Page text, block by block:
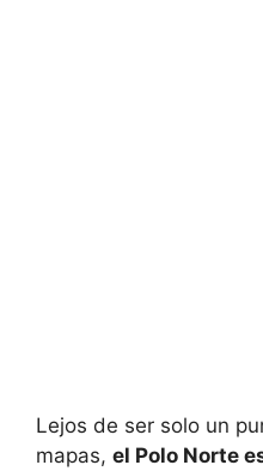
Lejos de ser solo un
mapas, el Polo Norte